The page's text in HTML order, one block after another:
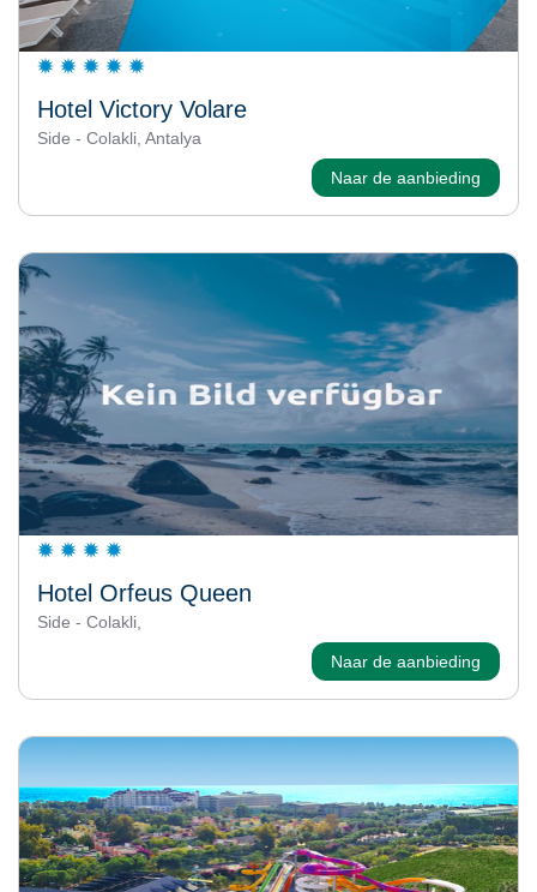
Hotel Victory Volare
Side - Colakli, Antalya
Naar de aanbieding
Hotel Orfeus Queen
Side - Colakli,
Naar de aanbieding